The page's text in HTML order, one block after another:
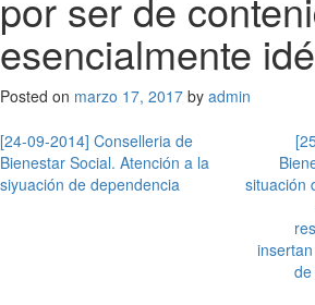
esencialmente
Posted on marzo 17, 2017 by admin
Navegación
de
[24-09-2014] Conselleria de
Bienestar Social. Atención a la
siyuación de dependencia
situación